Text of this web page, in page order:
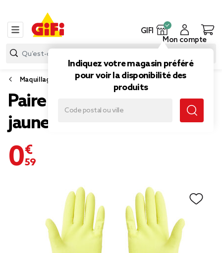
GIFI
Indiquez votre magasin préféré
pour voir la disponibilité des
produits
Mon compte
Maquillage
Paire de gant long en latex
jaune Taille L
0,59 €